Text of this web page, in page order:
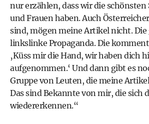
nur erzählen, dass wir die schönsten
und Frauen haben. Auch
sind, mögen meine Artikel nicht. Die
linkslinke Propaganda. Die
‚Küss mir die Hand, wir haben dich
aufgenommen.‘ Und dann gibt es
Gruppe von Leuten, die meine
Das sind Bekannte von mir, die sich
wiedererkennen.“